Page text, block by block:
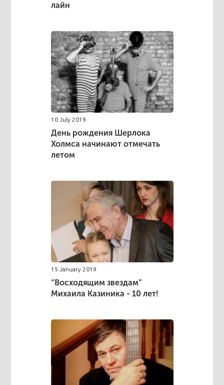
лайн
10 July 2019
День рождения Шерлока
Холмса начинают отмечать
летом
15 January 2019
“Восходящим звездам”
Михаила Казиника - 10 лет!